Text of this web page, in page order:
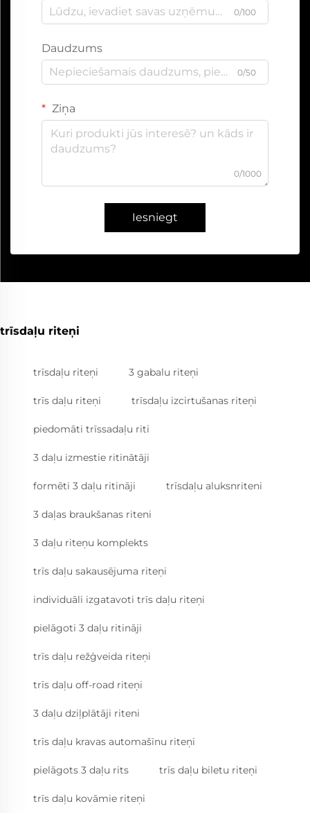
0/100
Daudzums
0/50
Ziņa
0/1000
Iesniegt
trīsdaļu riteņi
trīsdaļu riteņi 3 gabalu riteņi
trīs daļu riteņi trīsdaļu izcirtušanas riteņi
piedomāti trīssadaļu riti
3 daļu izmestie ritinātāji
formēti 3 daļu ritināji trīsdaļu aluksnriteni
3 daļas braukšanas riteni
3 daļu riteņu komplekts
trīs daļu sakausējuma riteņi
individuāli izgatavoti trīs daļu riteņi
pielāgoti 3 daļu ritināji
trīs daļu režģveida riteņi
trīs daļu off-road riteņi
3 daļu dziļplātāji riteni
trīs daļu kravas automašīnu riteņi
pielāgots 3 daļu rits trīs daļu biletu riteņi
trīs daļu kovāmie riteņi